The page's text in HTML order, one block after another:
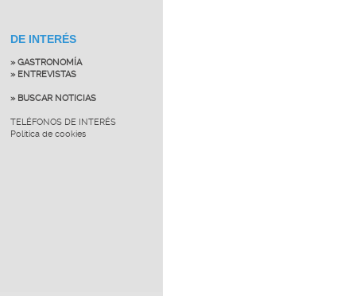
DE INTERÉS
» GASTRONOMÍA
» ENTREVISTAS
» BUSCAR NOTICIAS
TELÉFONOS DE INTERÉS
Política de cookies